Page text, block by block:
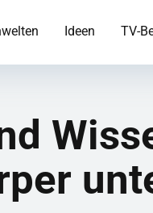
Ideen TV-